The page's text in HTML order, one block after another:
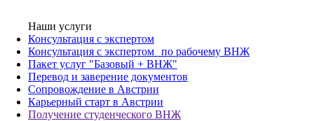
Наши услуги
Консультация с экспертом
Консультация с экспертом по рабочему ВНЖ
Пакет услуг "Базовый + ВНЖ"
Перевод и заверение документов
Сопровождение в Австрии
Карьерный старт в Австрии
Получение студенческого ВНЖ